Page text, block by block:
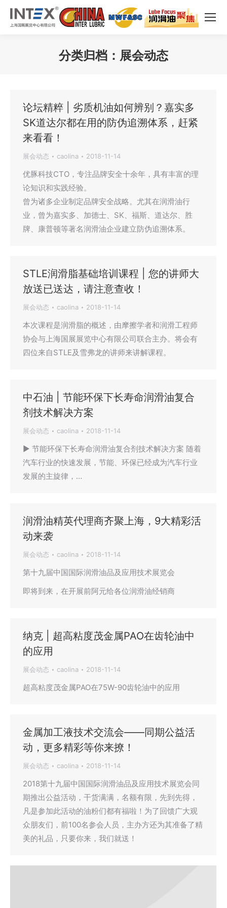
分类归档： 展会动态
论坛精粹 | 劣质机油如何辨别？嘉实多
SK道达尔都在用的防伪追溯体系，赶紧
来看看！
展会动态 caolina 2018-11-14
优豚科技CTO，专注品牌安全十余年，具有丰富的理
论知识和实践经验。
曾为诸多企业制定品牌安全战略。尤其在润滑油行
业，曾为嘉实多、加德士、SK、福斯、道达尔、胜
牌、康普顿等著名润滑油企业建立防伪追溯体系。
STLE润滑脂基础培训课程 | 您的讲师大
放送已送达，请注意查收！
展会动态 caolina 2018-11-14
本次课程是润滑脂的概述，由摩擦学者和润滑工程师
协会与上海国展展览中心有限公司联合主办。将会有
四位来自STLE及雪弗龙的讲师来讲解课程。
中石油 | 节能环保下长寿命润滑油复合
剂技术解决方案
展会动态 caolina 2018-11-14
▶ 节能环保下长寿命润滑油复合剂技术解决方案 随着
汽车行业的快速发展，节能、环保已经成为汽车行业
发展的主旋律，…
润滑油精英代理商齐聚上海，9大精彩活
动来袭
展会动态 caolina 2018-11-14
第十九届中国国际润滑油品及应用技术展览会
即将到来，在开展前阿元给各位润滑油经销商
纳克 | 超高粘度茂金属PAO在齿轮油中
的应用
展会动态 caolina 2018-11-14
超高粘度茂金属PAO在75W-90齿轮油中的应用
金属加工液技术交流会——同期公益活
动，更多精彩等你来撩！
展会动态 caolina 2018-11-14
2018第十九届中国国际润滑油品及应用技术展览会同
期推出公益活动，干货满满，名额有限，先到先得，
凡是参加此活动的油粉们都有福啦！为了回馈广大观
众朋友们，前100名参会人员，主办方还为其准备了精
美的礼品，只要你来，我们就送！